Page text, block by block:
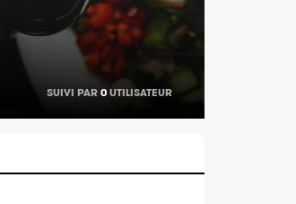
SUIVI PAR 0 UTILISATEUR